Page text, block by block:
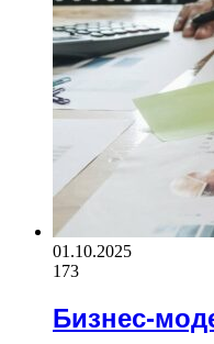
01.10.2025
173
Бизнес-